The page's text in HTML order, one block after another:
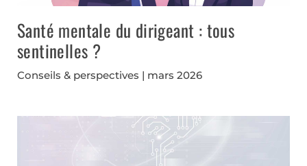
Santé mentale du dirigeant : tous
sentinelles ?
Conseils & perspectives mars 2026